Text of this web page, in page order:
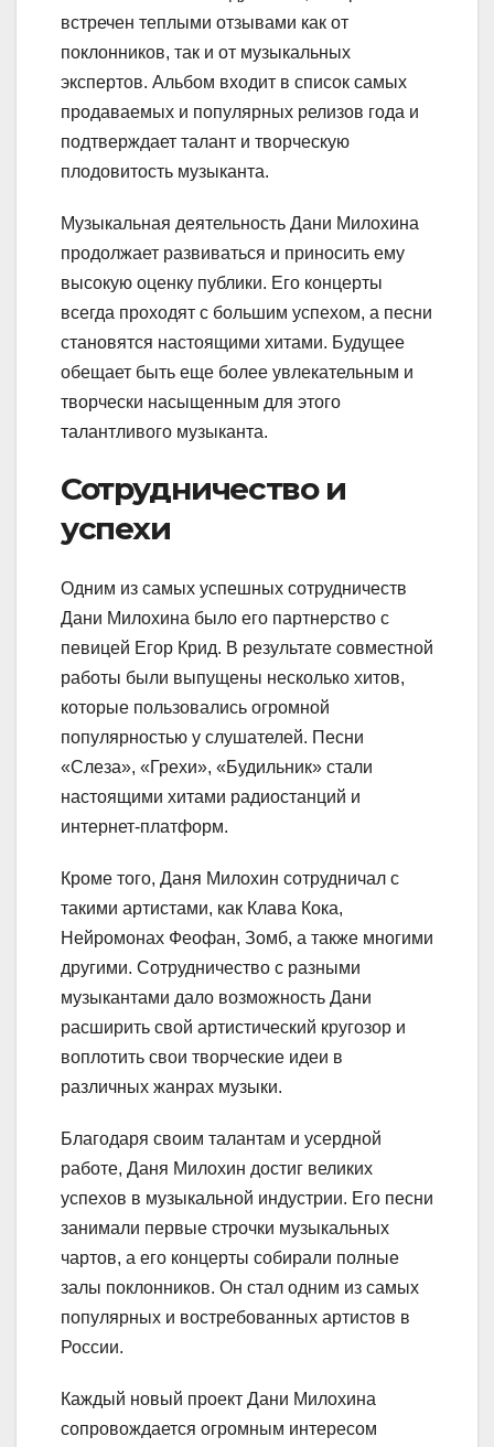
встречен теплыми отзывами как от
поклонников, так и от музыкальных
экспертов. Альбом входит в список самых
продаваемых и популярных релизов года и
подтверждает талант и творческую
плодовитость музыканта.
Музыкальная деятельность Дани Милохина
продолжает развиваться и приносить ему
высокую оценку публики. Его концерты
всегда проходят с большим успехом, а песни
становятся настоящими хитами. Будущее
обещает быть еще более увлекательным и
творчески насыщенным для этого
талантливого музыканта.
Сотрудничество и
успехи
Одним из самых успешных сотрудничеств
Дани Милохина было его партнерство с
певицей Егор Крид. В результате совместной
работы были выпущены несколько хитов,
которые пользовались огромной
популярностью у слушателей. Песни
«Слеза», «Грехи», «Будильник» стали
настоящими хитами радиостанций и
интернет-платформ.
Кроме того, Даня Милохин сотрудничал с
такими артистами, как Клава Кока,
Нейромонах Феофан, Зомб, а также многими
другими. Сотрудничество с разными
музыкантами дало возможность Дани
расширить свой артистический кругозор и
воплотить свои творческие идеи в
различных жанрах музыки.
Благодаря своим талантам и усердной
работе, Даня Милохин достиг великих
успехов в музыкальной индустрии. Его песни
занимали первые строчки музыкальных
чартов, а его концерты собирали полные
залы поклонников. Он стал одним из самых
популярных и востребованных артистов в
России.
Каждый новый проект Дани Милохина
сопровождается огромным интересом